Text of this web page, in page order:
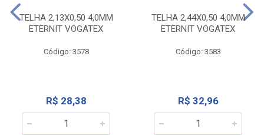
TELHA 2,13X0,50 4,0MM
ETERNIT VOGATEX
Código: 3578
R$ 28,38
TELHA 2,44X0,50 4,0MM
ETERNIT VOGATEX
Código: 3583
R$ 32,96